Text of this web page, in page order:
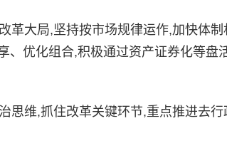
大局,坚持按市场规律运作,加快体制
、优化组合,积极通过资产证券化等盘
维,抓住改革关键环节,重点推进去行